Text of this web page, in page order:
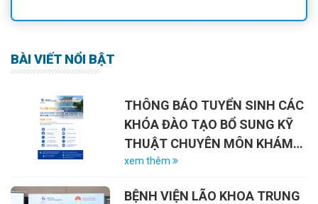
BÀI VIẾT NỔI BẬT
THÔNG BÁO TUYỂN SINH CÁC
KHÓA ĐÀO TẠO BỔ SUNG KỸ
THUẬT CHUYÊN MÔN KHÁM
CHỮA BỆNH NĂM 2026
xem thêm
BỆNH VIỆN LÃO KHOA TRUNG